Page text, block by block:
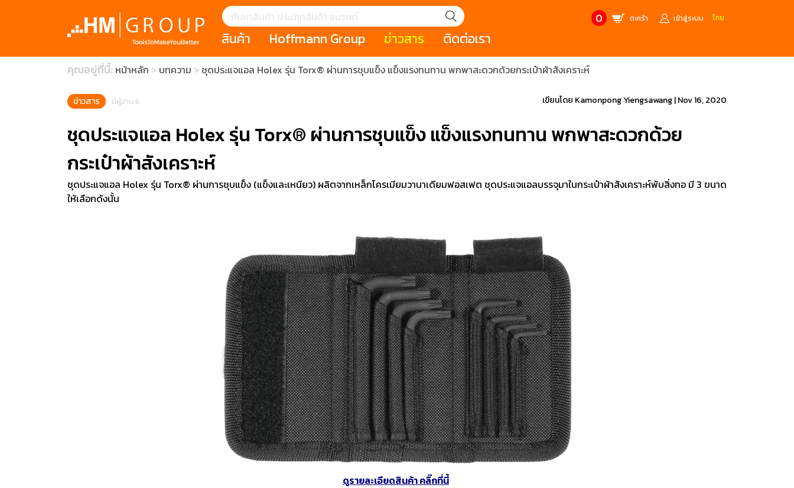
0 ตะกร้า เข้าสู่ระบบ ไทย
สินค้า
แนะนำ
มีดคัตเตอร์นิรภัย (safety cutter)
สินค้าประเภทประแจ
สินค้าราคาพิเศษจากแบรนด์ PB
สินค้าลดราคาพิเศษ
(Non-sparking tools)
(ESD)
1 Mono machining / เครื่องมือใช้
งานกับเครื่องจักรและเครื่องCNC
2 Modular machining / ชุด
เครื่องมือใช้งานกับเครื่องจักรและ
เครื่องCNC
3 Clamping technology /
อุปกรณ์จับยึด
5 Grinding and Cutting / เครื่อง
มือสำหรับงานขัด เจียร และตกแต่ง
ผิว
6 Fastening tools for screws /
เครื่องมือช่าง ประเภทขันแน่น
7 Gripping, cutting, and striking
tools / เครื่องมือช่าง ประเภทจับ
ยึดให้แน่น
9 Workstations and Storage /
โต๊ะและตู้เก็บเครื่องมือ
0 Workshop accessories and
occupational safety / อุปกรณ์
เครื่องมือทั่วไป และอุปกรณ์ความ
ปลอดภัย
Hoffmann Group
HOFFMANN GROUP STORY HOLEX GARANT
MANUFACTURE’S BRANDS
ข่าวสาร
บทความ เหตุการณ์ Salespage
CONTACT US
Trusco
ติดต่อเรา
คุณอยู่ที่นี้: หน้าหลัก บทความ ชุดประแจแอล Holex รุ่น Torx® ผ่านการชุบแข็ง แข็งแรงทนทาน พกพาสะดวกด้วยกระเป๋าผ้าสังเคราะห์
ข่าวสาร มีผู้อ่าน 6 เขียนโดย Kamonpong Yiengsawang|Nov 16, 2020
ชุดประแจแอล Holex รุ่น Torx® ผ่านการชุบแข็ง แข็งแรงทนทาน พกพาสะดวกด้วย
กระเป๋าผ้าสังเคราะห์
ชุดประแจแอล Holex รุ่น Torx® ผ่านการชุบแข็ง (แข็งและเหนียว) ผลิตจากเหล็กโครเมียมวานาเดียมฟอสเฟต ชุดประแจแอลบรรจุมาในกระเป๋าผ้าสังเคราะห์พับสิ่งทอ มี 3 ขนาด
ให้เลือกดังนั้น
ดูรายละเอียดสินค้า คลิ๊กที่นี้